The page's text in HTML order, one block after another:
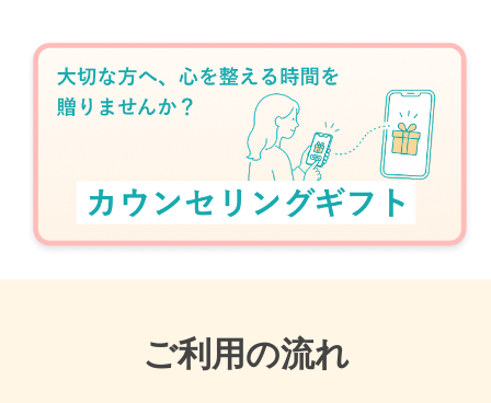
ご利用の流れ